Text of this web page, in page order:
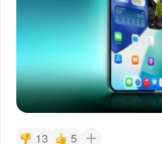
13 5